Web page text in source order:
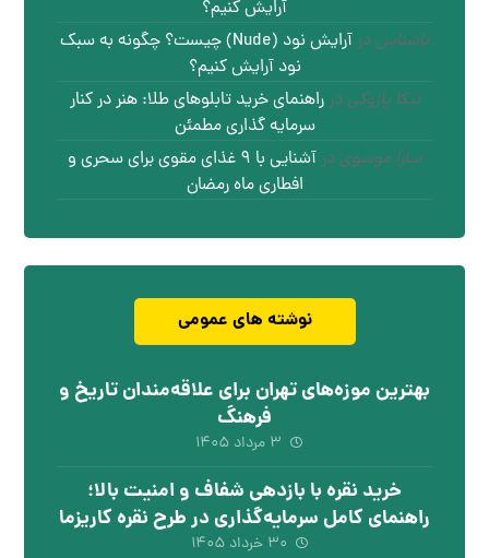
آرایش کنیم؟
ناشناس در
آرایش نود (Nude) چیست؟ چگونه به سبک
نود آرایش کنیم؟
نیکا پازوکی درراهنمای خرید تابلوهای طلا: هنر در کنار
سرمایه گذاری مطمئن
سارا موسوی در
آشنایی با ۹ غذای مقوی برای سحری و
افطاری ماه رمضان
نوشته های عمومی
بهترین موزه‌های تهران برای علاقه‌مندان تاریخ و
فرهنگ
۳ مرداد ۱۴۰۵
خرید نقره با بازدهی شفاف و امنیت بالا؛
راهنمای کامل سرمایه‌گذاری در طرح نقره کاریزما
۳۰ خرداد ۱۴۰۵